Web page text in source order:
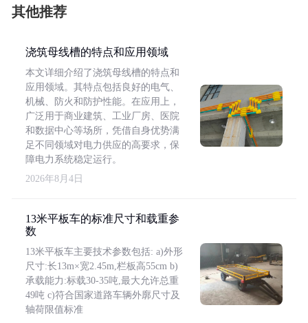
其他推荐
浇筑母线槽的特点和应用领域
本文详细介绍了浇筑母线槽的特点和
应用领域。其特点包括良好的电气、
机械、防火和防护性能。在应用上，
广泛用于商业建筑、工业厂房、医院
和数据中心等场所，凭借自身优势满
足不同领域对电力供应的高要求，保
障电力系统稳定运行。
2026年8月4日
13米平板车的标准尺寸和载重参
数
13米平板车主要技术参数包括: a)外形
尺寸:长13m×宽2.45m,栏板高55cm b)
承载能力:标载30-35吨,最大允许总重
49吨 c)符合国家道路车辆外廓尺寸及
轴荷限值标准